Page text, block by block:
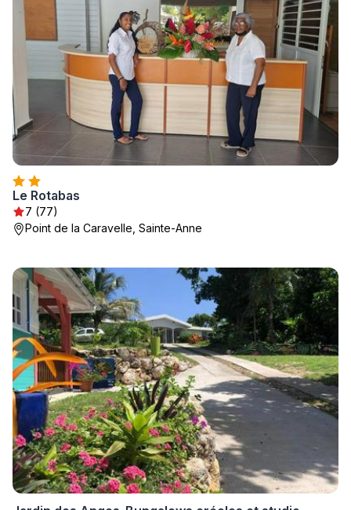
Le Rotabas
7 (77)
Point de la Caravelle, Sainte-Anne